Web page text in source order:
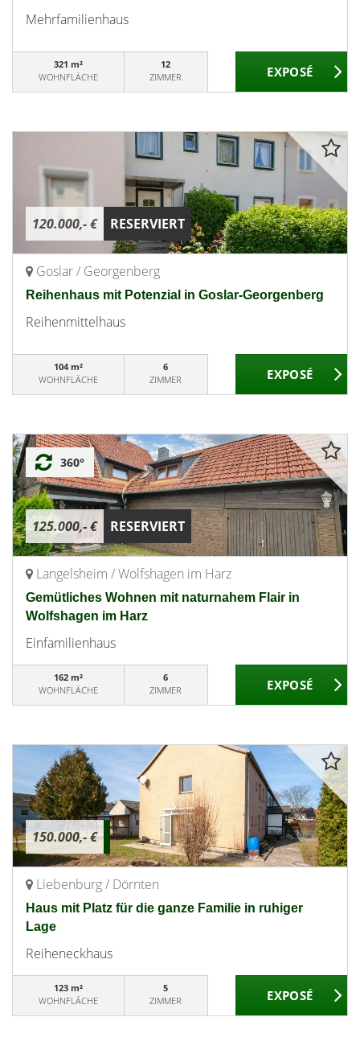
Mehrfamilienhaus
321 m²
WOHNFLÄCHE
12
ZIMMER
120.000,- € RESERVIERT
Goslar / Georgenberg
Reihenhaus mit Potenzial in Goslar-Georgenberg
Reihenmittelhaus
104 m²
WOHNFLÄCHE
6
ZIMMER
125.000,- € RESERVIERT
360°
Langelsheim / Wolfshagen im Harz
Gemütliches Wohnen mit naturnahem Flair in
Wolfshagen im Harz
Einfamilienhaus
162 m²
WOHNFLÄCHE
6
ZIMMER
150.000,- €
Liebenburg / Dörnten
Haus mit Platz für die ganze Familie in ruhiger
Lage
Reiheneckhaus
123 m²
WOHNFLÄCHE
5
ZIMMER